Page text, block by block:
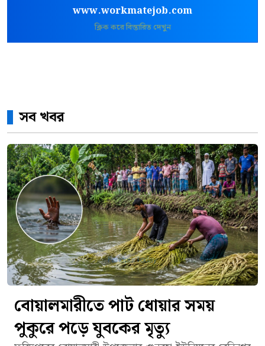
www.workmatejob.com
ক্লিক করে বিস্তারিত দেখুন
সব খবর
বোয়ালমারীতে পাট ধোয়ার সময়
পুকুরে পড়ে যুবকের মৃত্যু